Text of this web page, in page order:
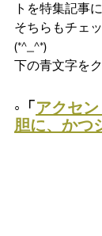
トを特集記事
そちらもチェ
(*^_^*)
下の青文字を
◦「アクセ
胆に、かつ